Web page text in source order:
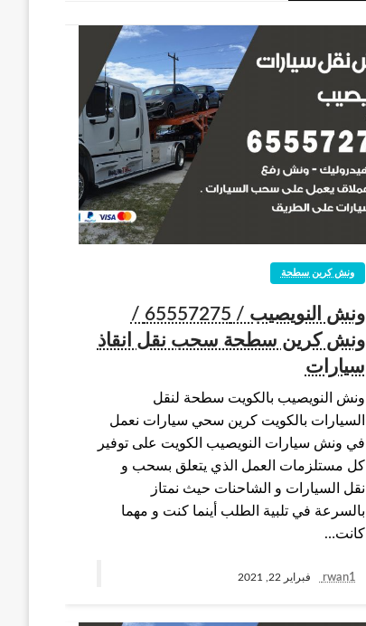
ونش كرين سطحة
ونش النويصيب / 65557275 /
ونش كرين سطحة سحب نقل انقاذ
سيارات
ونش النويصيب بالكويت سطحة لنقل
السيارات بالكويت كرين سحي سيارات نعمل
في ونش سيارات النويصيب الكويت على توفير
كل مستلزمات العمل الذي يتعلق بسحب و
نقل السيارات و الشاحنات حيث نمتاز
بالسرعة في تلبية الطلب أينما كنت و مهما
كانت…
rwan1 فبراير 22, 2021